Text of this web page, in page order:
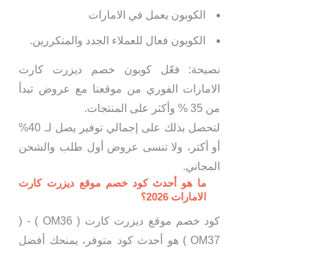
الكوبون يعمل في الامارات
الكوبون فعال للعملاء الجدد والمتكررين.
نصيحة: فعّل كوبون خصم ديزرت كارت
الامارات الفوري من موقعنا مع عروض تبدأ
من 35 % وأكثر على المنتجات.
لتحصل بذلك على إجمالي توفير يصل لـ 40%
أو أكثر، ولا تنسى عروض أول طلب والشحن
المجاني.
ما هو أحدث كود خصم موقع ديزرت كارت
الامارات 2026؟
كود خصم موقع ديزرت كارت ( OM36 ) - (
OM37 ) هو أحدث كود متوفر، يمنحك أفضل